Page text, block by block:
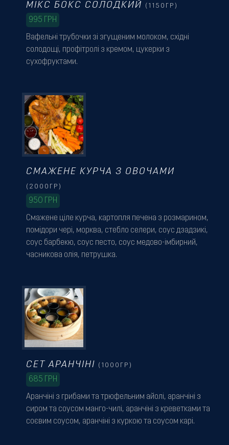
Вафельні трубочки зі згущеним молоком, східні
солодощі, профітролі з кремом, цукерки з
сухофруктами.
МІКС БОКС СОЛОДКИЙ (1150ГР)
995 ГРН
Смажене ціле курча, картопля печена з розмарином,
помідори чері, морква, стебло селери, соус дзадзикі,
соус барбекю, соус песто, соус медово-імбирний,
часникова олія, петрушка.
СМАЖЕНЕ КУРЧА З ОВОЧАМИ
(2000ГР)
950 ГРН
Аранчіні з грибами та трюфельним айолі, аранчіні з
сиром та соусом манго-чилі, аранчіні з креветками та
соєвим соусом, аранчіні з куркою та соусом карі.
СЕТ АРАНЧІНІ (1000ГР)
685 ГРН